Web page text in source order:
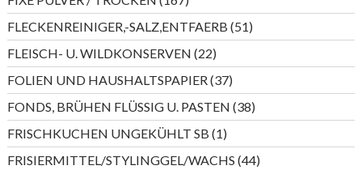
Produkte
FLECKENREINIGER,-SALZ,ENTFAERB 5151
Produkte
FLEISCH- U. WILDKONSERVEN 2222
Produkte
FOLIEN UND HAUSHALTSPAPIER 3737
Produkte
FONDS, BRÜHEN FLÜSSIG U. PASTEN 3838
Produkte
FRISCHKUCHEN UNGEKÜHLT SB 11
Produkt
FRISIERMITTEL/STYLINGGEL/WACHS 4444